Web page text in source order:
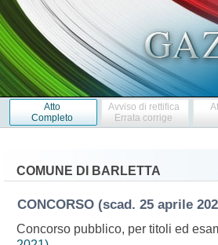
Atto
Completo
Avviso di rettifica
Errata corrige
COMUNE DI BARLETTA
CONCORSO (scad. 25 aprile
Concorso pubblico, per titoli ed